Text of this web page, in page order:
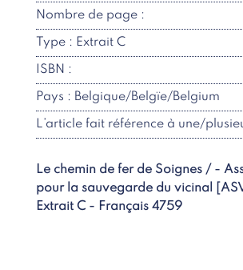
Nombre de page :
Type : Extrait C
ISBN :
Pays : Belgique/Belgïe/Belgium
L’article fait référence à une/
Le chemin de fer de Soignes / -
pour la sauvegarde du vicinal
Extrait C - Français 4759